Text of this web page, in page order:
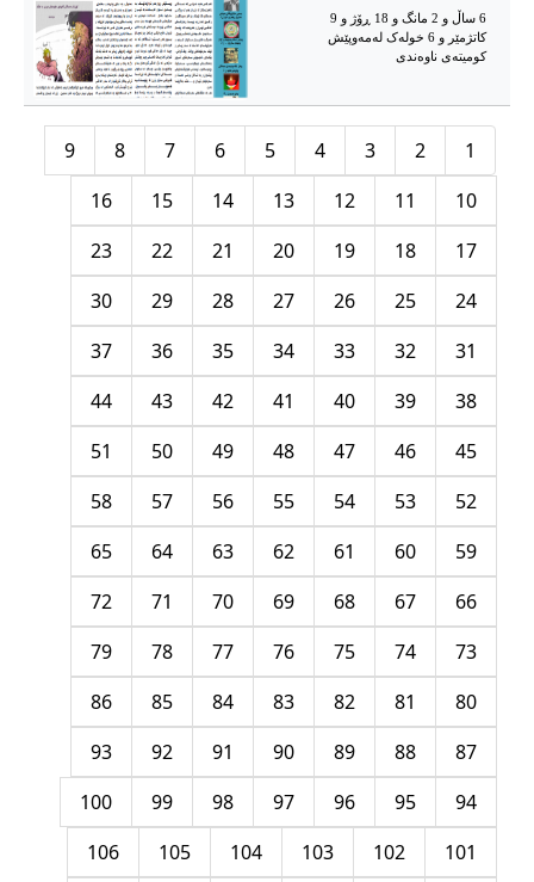
6 ساڵ و 2 مانگ و 18 ڕۆژ و 9
کاتژمێر و 6 خوله‌ک له‌مه‌وپێش‌
کومیته‌ی ناوه‌ندی
1
2
3
4
5
6
7
8
9
10
11
12
13
14
15
16
17
18
19
20
21
22
23
24
25
26
27
28
29
30
31
32
33
34
35
36
37
38
39
40
41
42
43
44
45
46
47
48
49
50
51
52
53
54
55
56
57
58
59
60
61
62
63
64
65
66
67
68
69
70
71
72
73
74
75
76
77
78
79
80
81
82
83
84
85
86
87
88
89
90
91
92
93
94
95
96
97
98
99
100
101
102
103
104
105
106